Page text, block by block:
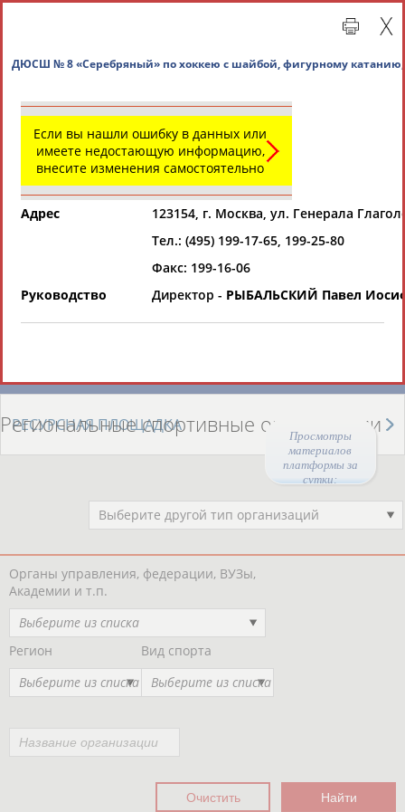
Просмотры
материалов
платформы за
сутки:
Региональные спортивные организации
СВОДНЫЕ ИНДЕКСЫ
РЕСУРСНАЯ ПЛОЩАДКА
Региональные спортивные организации
Выберите другой тип организаций
Органы управления, федерации, ВУЗы,
Академии и т.п.
Выберите из списка
Регион
Выберите из списка
Вид спорта
Выберите из списка
Если вы нашли ошибку в данных или
имеете недостающую информацию,
внесите изменения самостоятельно
Адрес
123154, г. Москва, ул. Генерала
Тел.: (495) 199-17-65, 199-25-80
Факс: 199-16-06
Руководство
Директор - РЫБАЛЬСКИЙ Павел